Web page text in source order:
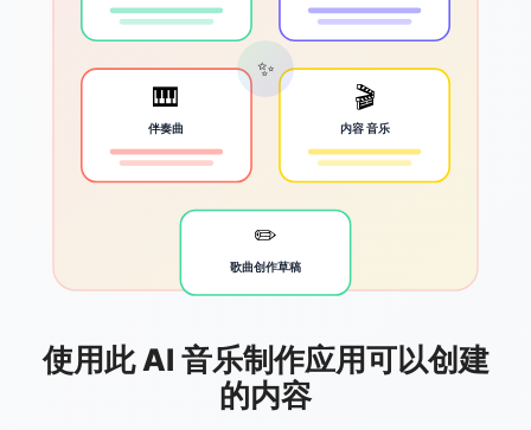
使用此 AI 音乐制作应用可以创建
的内容
🎹
伴奏曲
🎬
内容 音乐
✨
✏️
歌曲创作草稿